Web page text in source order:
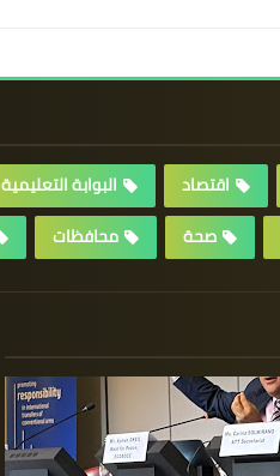
اقتصاد البوابة التعليمية
صحة محافظات